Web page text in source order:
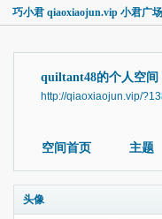
巧小君 qiaoxiaojun.vip 小君广
quiltant48的个人空间
http://qiaoxiaojun.vip/
空间首页 主题
头像